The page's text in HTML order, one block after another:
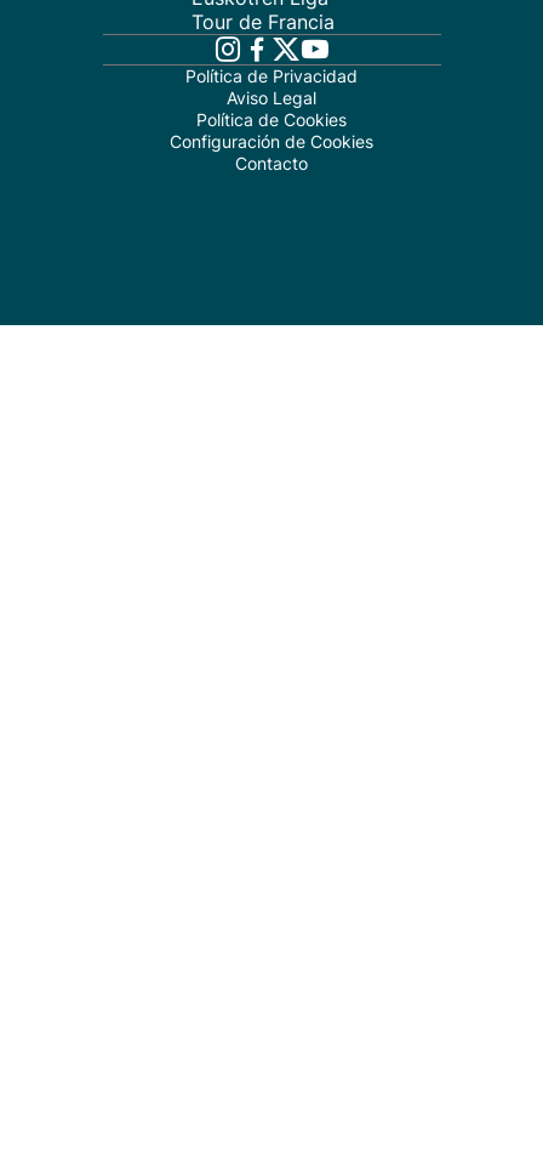
Tour de Francia
Política de Privacidad
Aviso Legal
Política de Cookies
Configuración de Cookies
Contacto